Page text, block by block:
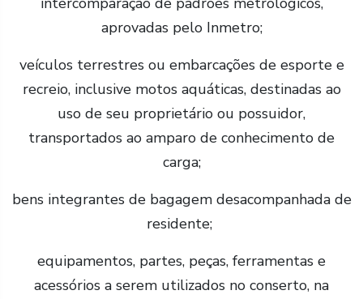
aprovadas pelo Inmetro;
veículos terrestres ou embarcações de esporte e
recreio, inclusive motos aquáticas, destinadas ao
uso de seu proprietário ou possuidor,
transportados ao amparo de conhecimento de
carga;
bens integrantes de bagagem desacompanhada de
residente;
equipamentos, partes, peças, ferramentas e
acessórios a serem utilizados no conserto, na